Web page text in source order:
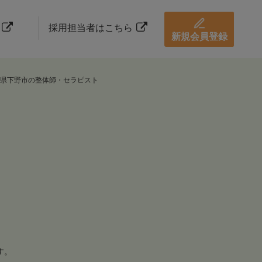
採用担当者はこちら
新規会員登録
下野市の整体師・セラピスト